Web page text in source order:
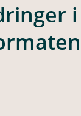
i